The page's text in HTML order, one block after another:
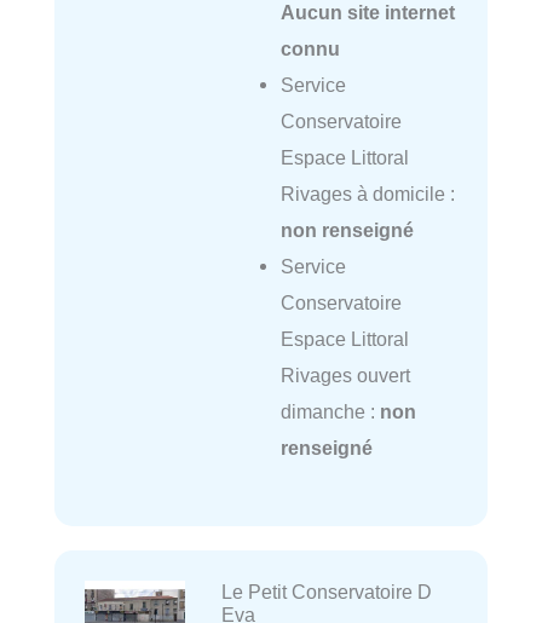
Aucun site internet
connu
Service
Conservatoire
Espace Littoral
Rivages à domicile :
non renseigné
Service
Conservatoire
Espace Littoral
Rivages ouvert
dimanche : non
renseigné
Le Petit Conservatoire D
Eva